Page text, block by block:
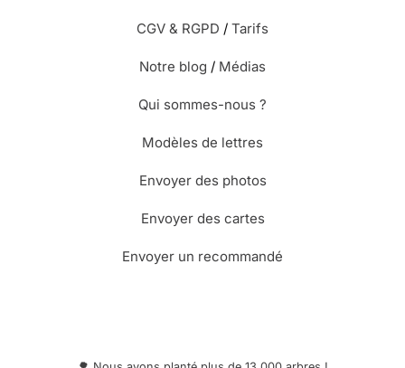
CGV & RGPD / Tarifs
Notre blog / Médias
Qui sommes-nous ?
Modèles de lettres
Envoyer des photos
Envoyer des cartes
Envoyer un recommandé